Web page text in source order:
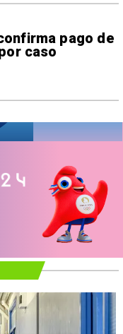
pago de
caso